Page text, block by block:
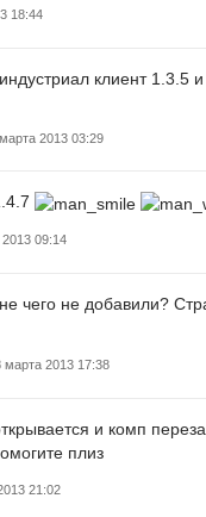
18:44
клиент 1.3.5
2013 03:29
09:14
чего не добавили?
марта 2013 17:38
и комп
плиз
21:02